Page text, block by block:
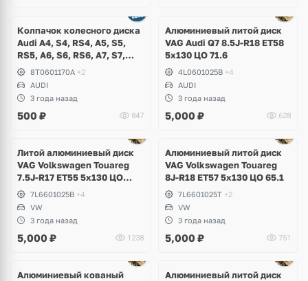
Колпачок колесного диска
Audi A4, S4, RS4, A5, S5,
RS5, A6, S6, RS6, A7, S7,
RS7, A8, Q5, TT RS
8T0601170A +2
AUDI
3 года назад
500 ₽ 847
Алюминиевый литой диск
VAG Audi Q7 8.5J-R18 ET58
5x130 ЦО 71.6
4L0601025B +4
AUDI
3 года назад
5,000 ₽ 628
Литой алюминиевый диск
VAG Volkswagen Touareg
7.5J-R17 ET55 5x130 ЦО
65.17L6601025B +4
VW
3 года назад
5,000 ₽ 1238
Алюминиевый литой диск
VAG Volkswagen Touareg
8J-R18 ET57 5x130 ЦО 65.1
7L6601025T +2
VW
3 года назад
5,000 ₽ 751
Алюминиевый кованый
Алюминиевый литой диск